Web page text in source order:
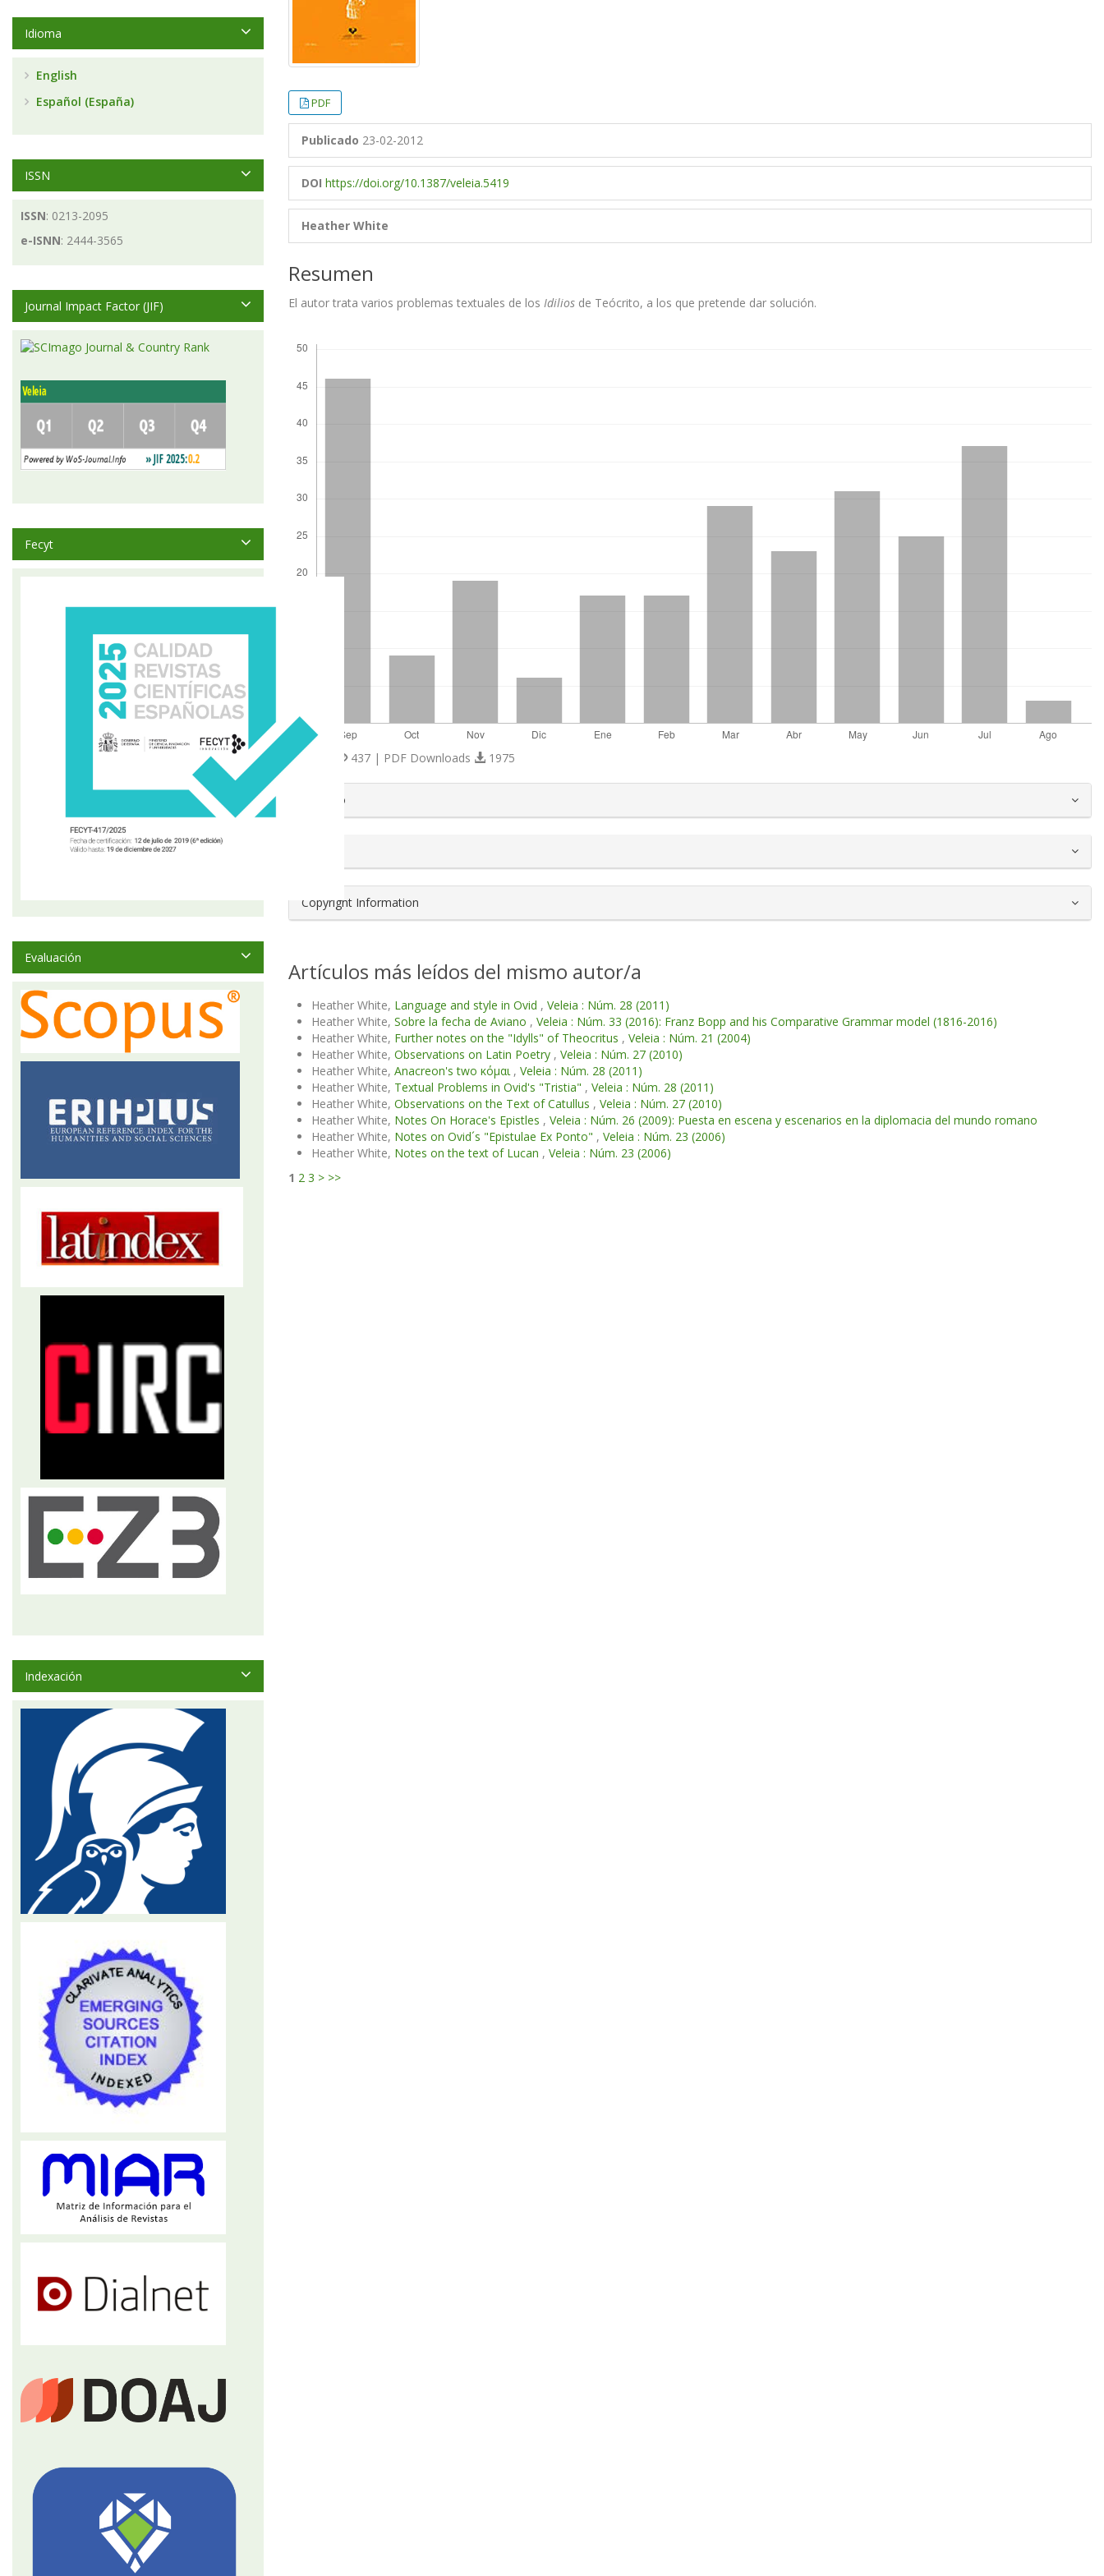
PDF
Publicado 23-02-2012
DOI https://doi.org/10.1387/veleia.5419
Heather White
Resumen
El autor trata varios problemas textuales de los Idilios de Teócrito, a los que pretende dar solución.
Abstract 437 | PDF Downloads 1975
##plugins.themes.bootstrap3.article.details##
Número
Copyright Information
Artículos más leídos del mismo autor/a
Heather White, Language and style in Ovid , Veleia : Núm. 28 (2011)
Heather White, Sobre la fecha de Aviano , Veleia : Núm. 33 (2016): Franz Bopp and his Comparative Grammar model (1816-2016)
Heather White, Further notes on the "Idylls" of Theocritus , Veleia : Núm. 21 (2004)
Heather White, Observations on Latin Poetry , Veleia : Núm. 27 (2010)
Heather White, Anacreon's two κόμαι , Veleia : Núm. 28 (2011)
Heather White, Textual Problems in Ovid's "Tristia" , Veleia : Núm. 28 (2011)
Heather White, Observations on the Text of Catullus , Veleia : Núm. 27 (2010)
Heather White, Notes On Horace's Epistles , Veleia : Núm. 26 (2009): Puesta en escena y escenarios en la diplomacia del mundo romano
Heather White, Notes on Ovid´s "Epistulae Ex Ponto" , Veleia : Núm. 23 (2006)
Heather White, Notes on the text of Lucan , Veleia : Núm. 23 (2006)
1 2 3 > >>
Idioma
English
Español (España)
ISSN
ISSN: 0213-2095
e-ISNN: 2444-3565
Journal Impact Factor (JIF)
Fecyt
Evaluación
Indexación